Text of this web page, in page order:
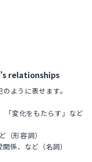
relationships
ように表せます。
変化をもたらす」など
形容詞）
係、など（名詞）